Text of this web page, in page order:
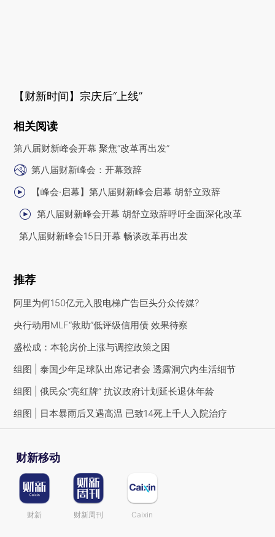
【财新时间】宗庆后“上线”
相关阅读
第八届财新峰会开幕 聚焦“改革再出发”
第八届财新峰会：开幕致辞
【峰会·启幕】第八届财新峰会启幕 胡舒立致辞
第八届财新峰会开幕 胡舒立致辞呼吁全面深化改革
第八届财新峰会15日开幕 畅谈改革再出发
推荐
阿里为何150亿元入股电梯广告巨头分众传媒?
央行动用MLF“救助”低评级信用债 效果待察
盛松成：本轮房价上涨与调控政策之困
组图 | 泰国少年足球队出席记者会 透露洞穴内生活细节
组图 | 俄民众“亮红牌” 抗议政府计划延长退休年龄
组图 | 日本暴雨后又遇高温 已致14死上千人入院治疗
财新移动
财新 财新周刊 Caixin